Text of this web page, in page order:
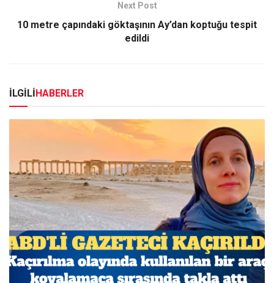
Next Post
10 metre çapındaki göktaşının Ay’dan koptuğu tespit
edildi
İLGİLİHABERLER